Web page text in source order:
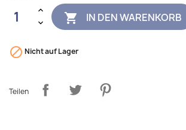
 IN DEN WARENKORB
 Nicht auf Lager
Teilen